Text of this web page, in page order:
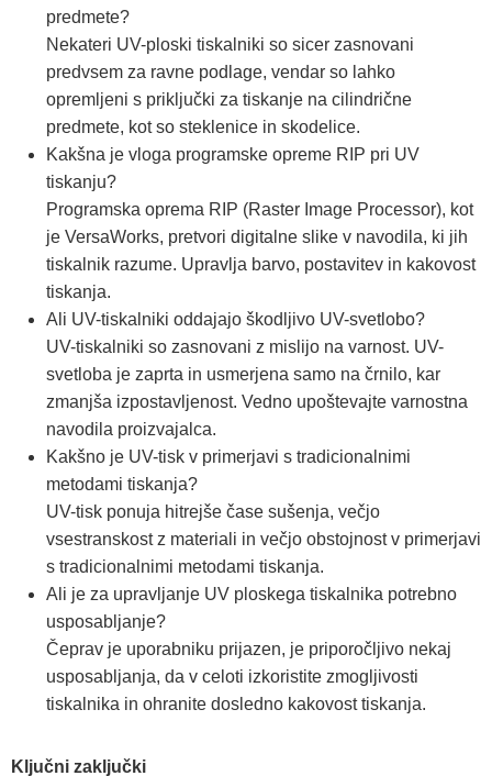
predmete?
Nekateri UV-ploski tiskalniki so sicer zasnovani
predvsem za ravne podlage, vendar so lahko
opremljeni s priključki za tiskanje na cilindrične
predmete, kot so steklenice in skodelice.
Kakšna je vloga programske opreme RIP pri UV
tiskanju?
Programska oprema RIP (Raster Image Processor), kot
je VersaWorks, pretvori digitalne slike v navodila, ki jih
tiskalnik razume. Upravlja barvo, postavitev in kakovost
tiskanja.
Ali UV-tiskalniki oddajajo škodljivo UV-svetlobo?
UV-tiskalniki so zasnovani z mislijo na varnost. UV-
svetloba je zaprta in usmerjena samo na črnilo, kar
zmanjša izpostavljenost. Vedno upoštevajte varnostna
navodila proizvajalca.
Kakšno je UV-tisk v primerjavi s tradicionalnimi
metodami tiskanja?
UV-tisk ponuja hitrejše čase sušenja, večjo
vsestranskost z materiali in večjo obstojnost v primerjavi
s tradicionalnimi metodami tiskanja.
Ali je za upravljanje UV ploskega tiskalnika potrebno
usposabljanje?
Čeprav je uporabniku prijazen, je priporočljivo nekaj
usposabljanja, da v celoti izkoristite zmogljivosti
tiskalnika in ohranite dosledno kakovost tiskanja.
Ključni zaključki